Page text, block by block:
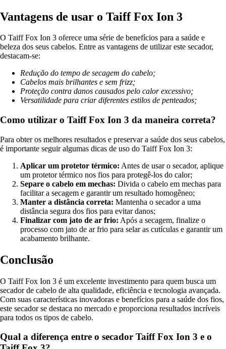
Vantagens de usar o Taiff Fox Ion 3
O Taiff Fox Ion 3 oferece uma série de benefícios para a saúde e
beleza dos seus cabelos. Entre as vantagens de utilizar este secador,
destacam-se:
Redução do tempo de secagem do cabelo;
Cabelos mais brilhantes e sem frizz;
Proteção contra danos causados pelo calor excessivo;
Versatilidade para criar diferentes estilos de penteados;
Como utilizar o Taiff Fox Ion 3 da maneira correta?
Para obter os melhores resultados e preservar a saúde dos seus cabelos,
é importante seguir algumas dicas de uso do Taiff Fox Ion 3:
Aplicar um protetor térmico: Antes de usar o secador, aplique
um protetor térmico nos fios para protegê-los do calor;
Separe o cabelo em mechas: Divida o cabelo em mechas para
facilitar a secagem e garantir um resultado homogêneo;
Manter a distância correta: Mantenha o secador a uma
distância segura dos fios para evitar danos;
Finalizar com jato de ar frio: Após a secagem, finalize o
processo com jato de ar frio para selar as cutículas e garantir um
acabamento brilhante.
Conclusão
O Taiff Fox Ion 3 é um excelente investimento para quem busca um
secador de cabelo de alta qualidade, eficiência e tecnologia avançada.
Com suas características inovadoras e benefícios para a saúde dos fios,
este secador se destaca no mercado e proporciona resultados incríveis
para todos os tipos de cabelo.
Qual a diferença entre o secador Taiff Fox Ion 3 e o